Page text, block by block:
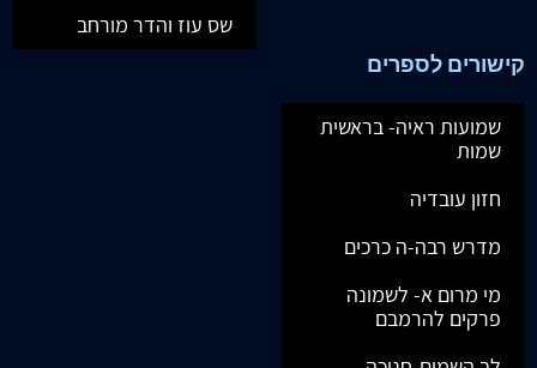
שס עוז והדר מורחב
קישורים לספרים
שמועות ראיה- בראשית
שמות
חזון עובדיה
מדרש רבה-ה כרכים
מי מרום א- לשמונה
פרקים להרמבם